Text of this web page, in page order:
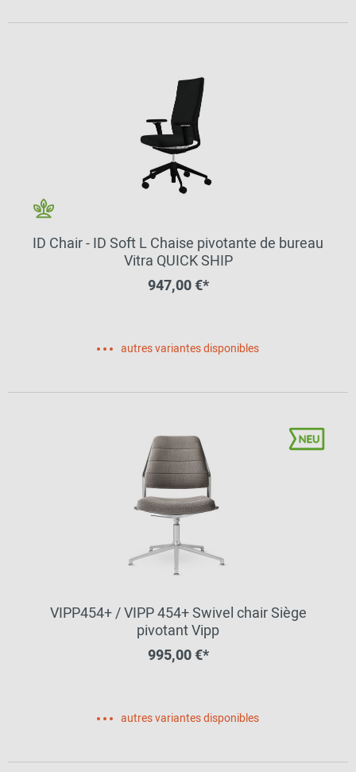
ID Chair - ID Soft L Chaise pivotante de bureau
Vitra QUICK SHIP
947,00 €*
autres variantes disponibles
VIPP454+ / VIPP 454+ Swivel chair Siège
pivotant Vipp
995,00 €*
autres variantes disponibles